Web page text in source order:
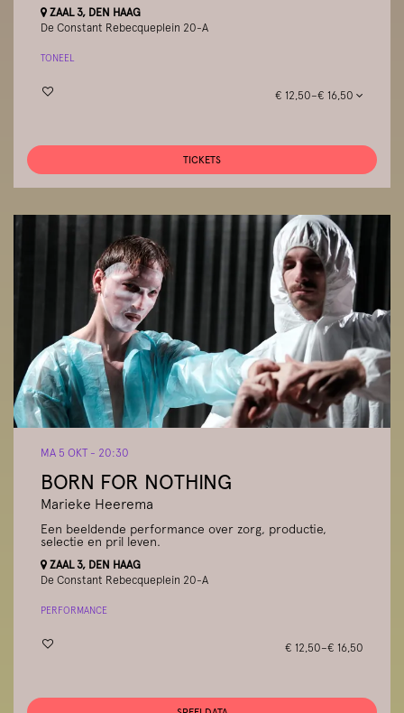
ZAAL 3, DEN HAAG
De Constant Rebecqueplein 20-A
TONEEL
€ 12,50–€ 16,50
TICKETS
BORN FOR NOTHING
Marieke Heerema
MA 5 OKT - 20:30
Een beeldende performance over zorg, productie,
selectie en pril leven.
ZAAL 3, DEN HAAG
De Constant Rebecqueplein 20-A
PERFORMANCE
€ 12,50–€ 16,50